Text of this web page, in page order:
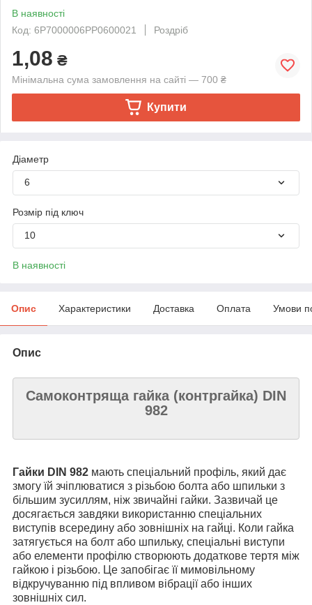
В наявності
Код: 6P7000006PP0600021
Роздріб
1,08 ₴
Мінімальна сума замовлення на сайті — 700 ₴
Купити
Діаметр
6
Розмір під ключ
10
В наявності
Опис Характеристики Доставка Оплата Умови
Опис
Самоконтряща гайка (контргайка) DIN
982
Гайки DIN 982 мають спеціальний профіль, який дає
змогу їй зчіплюватися з різьбою болта або шпильки з
більшим зусиллям, ніж звичайні гайки. Зазвичай це
досягається завдяки використанню спеціальних
виступів всередину або зовнішніх на гайці. Коли гайка
затягується на болт або шпильку, спеціальні виступи
або елементи профілю створюють додаткове тертя між
гайкою і різьбою. Це запобігає її мимовільному
відкручуванню під впливом вібрації або інших
зовнішніх сил.